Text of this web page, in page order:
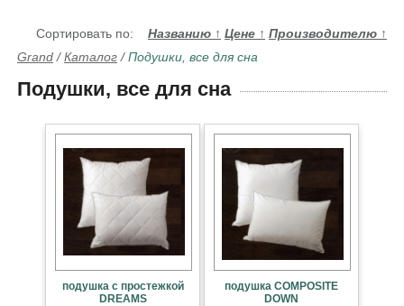
Сортировать по: Названию ↑ Цене ↑ Производителю ↑
Grand /Каталог /Подушки, все для сна
Подушки, все для сна
подушка с простежкой
DREAMS
подушка COMPOSITE
DOWN